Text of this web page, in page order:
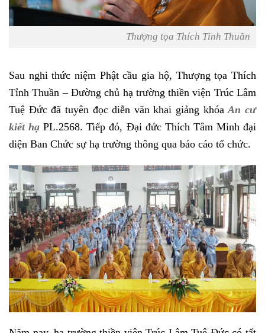
Thượng tọa Thích Tỉnh Thuần
Sau nghi thức niệm Phật cầu gia hộ, Thượng tọa Thích
Tỉnh Thuần – Đường chủ hạ trường thiền viện Trúc Lâm
Tuệ Đức đã tuyên đọc diễn văn khai giảng khóaAn cư
kiết hạ PL.2568. Tiếp đó, Đại đức Thích Tâm Minh đại
diện Ban Chức sự hạ trường thông qua báo cáo tổ chức.